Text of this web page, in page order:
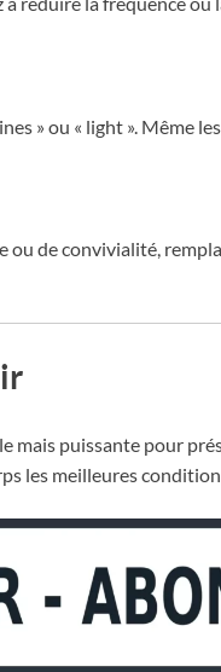
» ou « light ». Même
ou de convivialité,
mais puissante pour
les meilleures